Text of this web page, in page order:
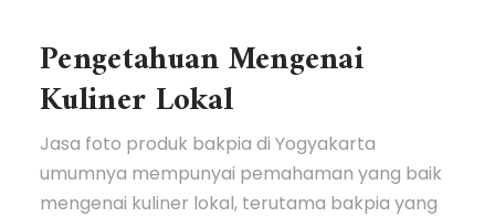
Pengetahuan Mengenai
Kuliner Lokal
Jasa foto produk bakpia di Yogyakarta
umumnya mempunyai pemahaman yang baik
mengenai kuliner lokal, terutama bakpia yang